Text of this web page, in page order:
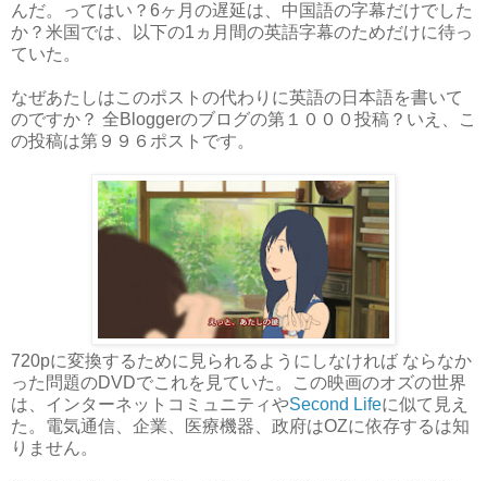
んだ。ってはい？ 6ヶ月の遅延は、中国語の字幕だけでした
か？ 米国では、以下の1ヵ月間の英語字幕のためだけに待っ
ていた。
なぜあたしはこのポストの代わりに英語の日本語を書いて
のですか？ 全Bloggerのブログの第１０００投稿？いえ、こ
の投稿は第９９６ポストです。
720pに変換するために見られるようにしなければ ならなか
った問題のDVDでこれを見ていた。
この映画のオズの世界
は、インターネットコミュニティやSecond Lifeに似て見え
た。電気通信、企業、医療機器、政府はOZに依存するは知
りません。